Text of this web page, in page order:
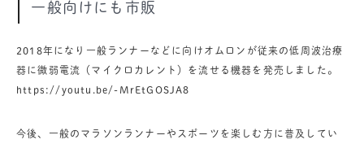
一般向けにも市販
2018年になり一般ランナーなどに向けオムロンが従来の低周波治療
器に微弱電流（マイクロカレント）を流せる機器を発売しました。
https://youtu.be/-MrEtGOSJA8
今後、一般のマラソンランナーやスポーツを楽しむ方に普及してい